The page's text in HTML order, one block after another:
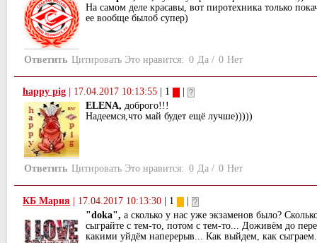
На самом деле красавы, вот пиротехника только
ее вообще былоб супер)
Ответить Цитировать Это нравится: 0 Да / 0 Нет
happy pig 17.04.2017 10:13:55 | 1
ELENA, доброго!!!
Надеемся,что май будет ещё лучше)))))
Ответить Цитировать Это нравится: 0 Да / 0 Нет
КБ Мария 17.04.2017 10:13:30 | 1
"doka", а сколько у нас уже экзаменов было?
сыграйте с тем-то, потом с тем-то... Доживём до
какими уйдём наперерыв... Как выйдем, как